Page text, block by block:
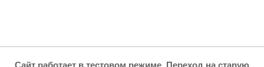
Сайт работает в тестовом режиме. Переход на старую